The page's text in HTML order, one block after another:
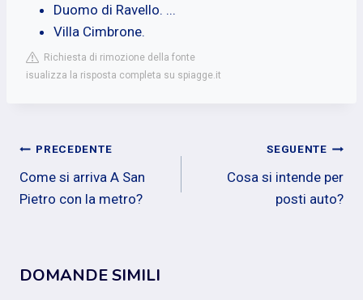
Duomo di Ravello. ...
Villa Cimbrone.
Richiesta di rimozione della fonte
isualizza la risposta completa su spiagge.it
Navigazione
articoli
PRECEDENTE
Come si arriva A San
Pietro con la metro?
SEGUENTE
Cosa si intende per
posti auto?
DOMANDE SIMILI